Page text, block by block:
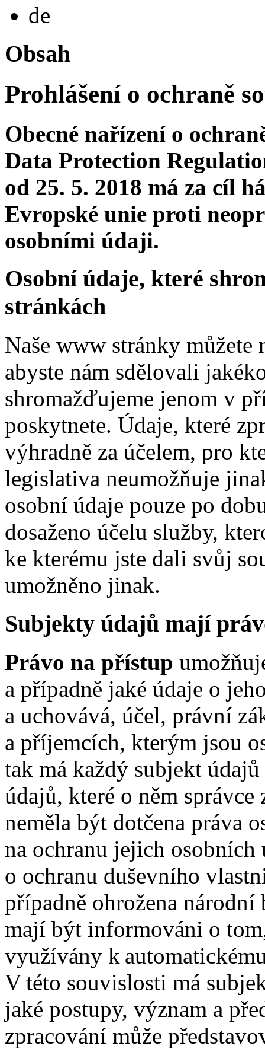
de
Obsah
Prohlášení o ochraně
Obecné nařízení o
Data Protection
od 25. 5. 2018 má za cíl
Evropské unie proti
osobními údaji.
Osobní údaje, které
stránkách
Naše www stránky můžete
abyste nám sdělovali
shromažďujeme jenom v
poskytnete. Údaje, které
výhradně za účelem, pro
legislativa neumožňuje
osobní údaje pouze po
dosaženo účelu služby,
ke kterému jste dali svůj
umožněno jinak.
Subjekty údajů mají
Právo na přístup
a případně jaké údaje o
a uchovává, účel, právní
a příjemcích, kterým jsou
tak má každý subjekt
údajů, které o něm
neměla být dotčena práva
na ochranu jejich osobních
o ochranu duševního
případně ohrožena
mají být informováni o
využívány k
V této souvislosti má
jaké postupy, význam a
zpracování může